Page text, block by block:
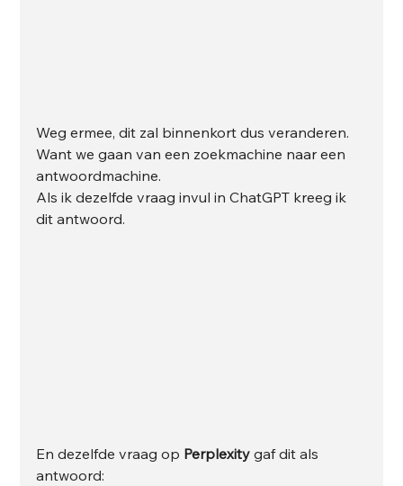
Weg ermee, dit zal binnenkort dus veranderen.
Want we gaan van een zoekmachine naar een
antwoordmachine.
Als ik dezelfde vraag invul in ChatGPT kreeg ik
dit antwoord.
En dezelfde vraag op Perplexity gaf dit als
antwoord: